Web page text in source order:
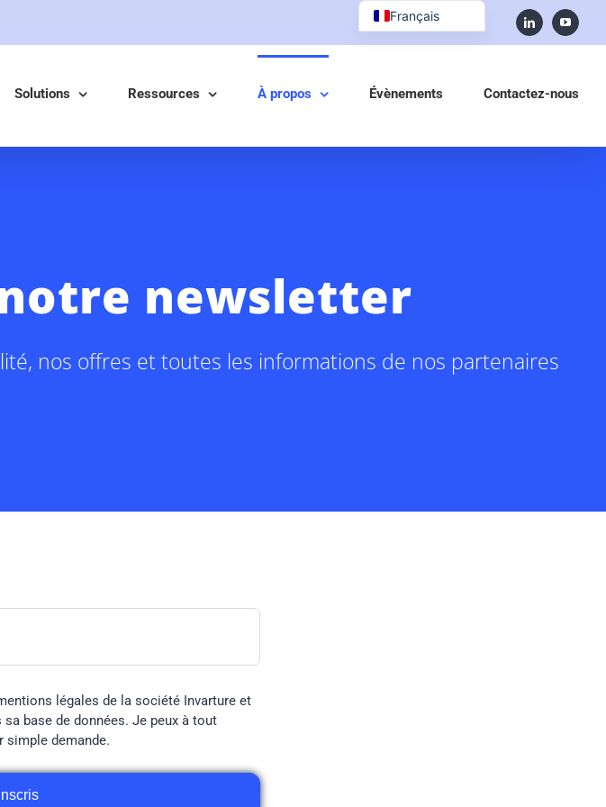
Solutions Ressources À propos Évènements Contactez-nous
newsletter
nos offres et toutes les informations de nos partenaires
légales de la société Invarture et
base de données. Je peux à tout
simple demande.
Français
English (UK)